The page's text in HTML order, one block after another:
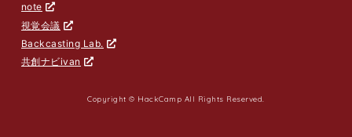
note
視覚会議
Backcasting Lab.
共創ナビivan
Copyright © HackCamp All Rights Reserved.